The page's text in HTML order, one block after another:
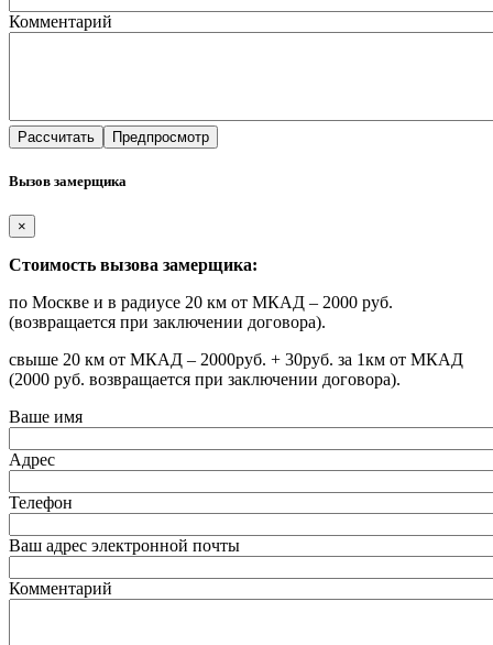
Комментарий
Вызов замерщика
×
Стоимость вызова замерщика:
по Москве и в радиусе 20 км от МКАД – 2000 руб.
(возвращается при заключении договора).
свыше 20 км от МКАД – 2000руб. + 30руб. за 1км от МКАД
(2000 руб. возвращается при заключении договора).
Ваше имя
Адрес
Телефон
Ваш адрес электронной почты
Комментарий